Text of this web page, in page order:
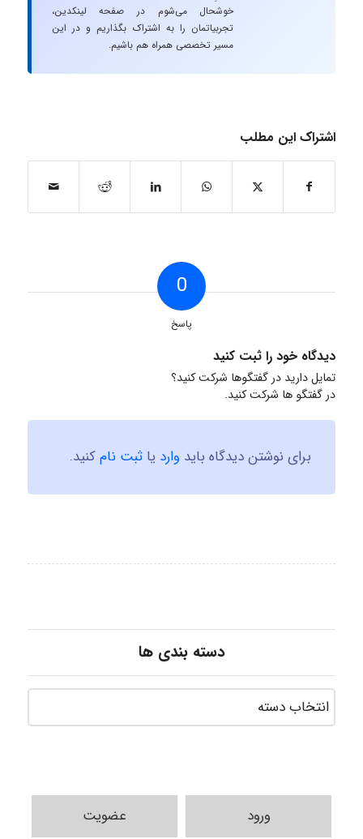
خوشحال می‌شوم در صفحه لینکدین،
تجربیاتمان را به اشتراک بگذاریم و در این
مسیر تخصصی همراه هم باشیم.
اشتراک این مطلب
0
پاسخ
دیدگاه خود را ثبت کنید
تمایل دارید در گفتگوها شرکت کنید؟
در گفتگو ها شرکت کنید.
برای نوشتن دیدگاه باید وارد یا ثبت نامکنید.
دسته بندی ها
ورود عضویت